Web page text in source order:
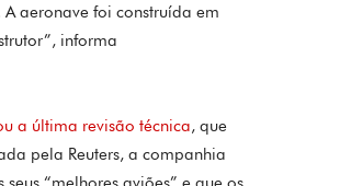
aeronave foi construída em
informa
a última revisão técnica, que
pela Reuters, a companhia